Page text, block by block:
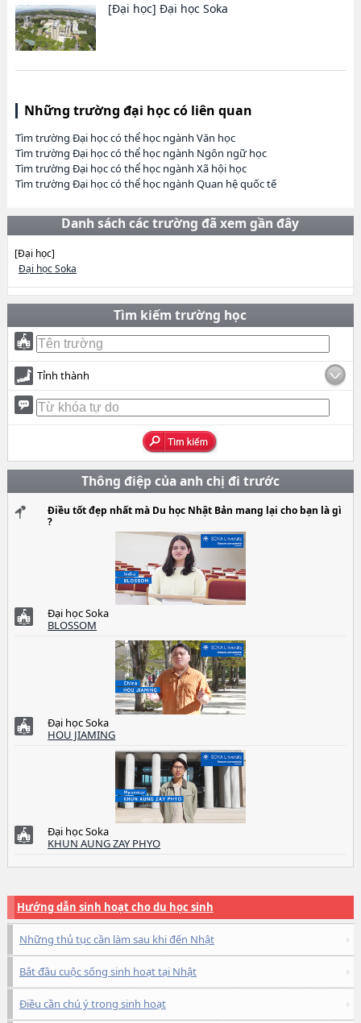
[Đại học] Đại học Soka
Những trường đại học có liên quan
Tìm trường Đại học có thể học ngành Văn học
Tìm trường Đại học có thể học ngành Ngôn ngữ học
Tìm trường Đại học có thể học ngành Xã hội học
Tìm trường Đại học có thể học ngành Quan hệ quốc tế
Danh sách các trường đã xem gần đây
[Đại học]
Đại học Soka
Tìm kiếm trường học
Tỉnh thành
Thông điệp của anh chị đi trước
Điều tốt đẹp nhất mà Du học Nhật Bản mang lại cho bạn là gì
?
Đại học Soka
BLOSSOM
Đại học Soka
HOU JIAMING
Đại học Soka
KHUN AUNG ZAY PHYO
Hướng dẫn sinh hoạt cho du học sinh
Những thủ tục cần làm sau khi đến Nhật
Bắt đầu cuộc sống sinh hoạt tại Nhật
Điều cần chú ý trong sinh hoạt